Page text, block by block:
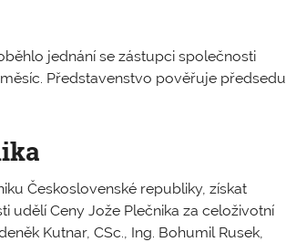
jednání se zástupci společnosti
Představenstvo pověřuje předsedu
Československé republiky, získat
udělí Ceny Jože Plečnika za celoživotní
­Kutnar, CSc., Ing. Bohumil Rusek,